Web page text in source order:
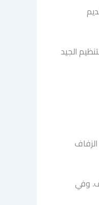
الجيد
وفي